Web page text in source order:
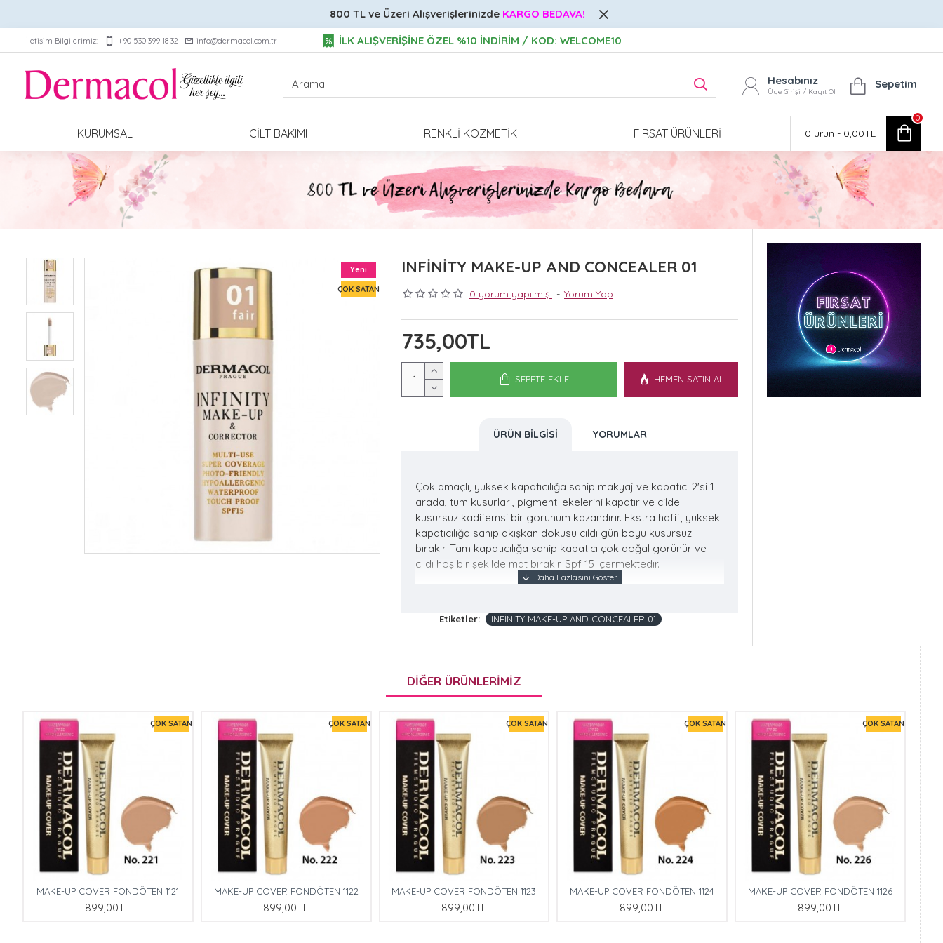
800 TL ve Üzeri Alışverişlerinizde KARGO BEDAVA!
İletişim Bilgilerimiz: +90 530 399 18 32 info@dermacol.com.tr İLK ALIŞVERİŞİNE ÖZEL %10 İNDİRİM / KOD: WELCOME10
Hesabınız
Üye Girişi / Kayıt Ol
Sepetim
KURUMSAL CILT BAKIMI RENKLI KOZMETIK FIRSAT ÜRÜNLERI 0 ürün - 0,00TL
0
Yeni
ÇOK SATAN
INFİNİTY MAKE-UP AND CONCEALER 01
0 yorum yapılmış. - Yorum Yap
735,00TL
SEPETE EKLE HEMEN SATIN AL
ÜRÜN BILGISI YORUMLAR
Çok amaçlı, yüksek kapatıcılığa sahip makyaj ve kapatıcı 2'si 1
arada, tüm kusurları, pigment lekelerini kapatır ve cilde
kusursuz kadifemsi bir görünüm kazandırır. Ekstra hafif, yüksek
kapatıcılığa sahip akışkan dokusu cildi gün boyu kusursuz
bırakır. Tam kapatıcılığa sahip kapatıcı çok doğal görünür ve
cildi hoş bir şekilde mat bırakır. Spf 15 içermektedir.
Etiketler: INFİNİTY MAKE-UP AND CONCEALER 01
DIĞER ÜRÜNLERIMIZ
ÇOK SATAN
MAKE-UP COVER FONDÖTEN 1121
899,00TL
ÇOK SATAN
MAKE-UP COVER FONDÖTEN 1122
899,00TL
ÇOK SATAN
MAKE-UP COVER FONDÖTEN 1123
899,00TL
ÇOK SATAN
MAKE-UP COVER FONDÖTEN 1124
899,00TL
ÇOK SATAN
MAKE-UP COVER FONDÖTEN 1126
899,00TL